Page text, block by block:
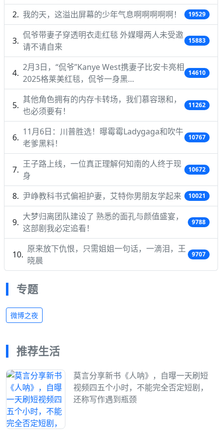
我的天，这溢出屏幕的少年气息啊啊啊啊啊！ 19529
侃爷带妻子穿透明衣走红毯 外媒曝两人未受邀
请不请自来
15883
2月3日，“侃爷”Kanye West携妻子比安卡亮相
2025格莱美红毯，侃爷一身黑…
14610
其他角色拥有的内存卡转场，我们慕容璟和，
也必须要有！
11262
11月6日：川普胜选！曝霉霉Ladygaga和吹牛
老爹黑料！
10767
王子路上线，一位真正理解何知南的人终于现
身
10672
尹峥教科书式偏袒护妻，艾特你男朋友学起来 10021
大梦归离团队建设了 熟悉的面孔与颜值盛宴，
这部剧我必定追看！
9788
原来放下仇恨，只需姐姐一句话，一滴泪，王
晓晨
9707
专题
微博之夜
推荐生活
莫言分享新书《人呐》，自曝一天刷短
视频四五个小时，不能完全否定短剧，
还称写作遇到瓶颈